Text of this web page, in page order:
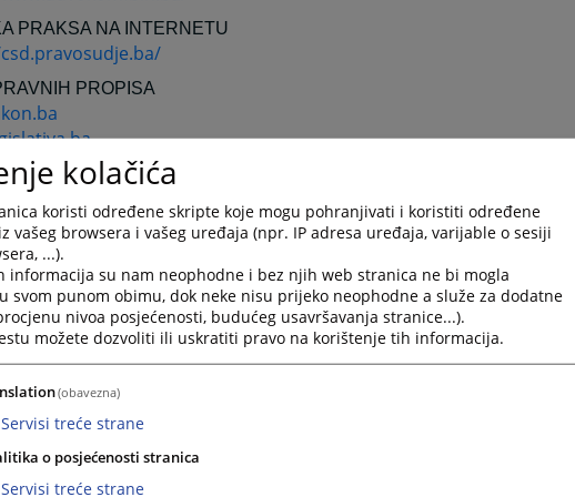
PRAKSA NA INTERNETU
PROPISA
ORGANIZACIJE I SUDOVI
NACIJE
SUD PRAVDE
cij.org/
KRIVIČNI TRIBUNAL U HAGU
icty/
KRIVIČNI SUD
kolačića
koristi određene skripte koje mogu pohranjivati i koristiti određene
vašeg browsera i vašeg uređaja (npr. IP adresa uređaja, varijable o sesiji
...).
informacija su nam neophodne i bez njih web stranica ne bi mogla
svom punom obimu, dok neke nisu prijeko neophodne a služe za dodatne
nivoa posjećenosti, budućeg usavršavanja stranice...).
možete dozvoliti ili uskratiti pravo na korištenje tih informacija.
(obavezna)
Servisi treće strane
o posjećenosti stranica
Servisi treće strane